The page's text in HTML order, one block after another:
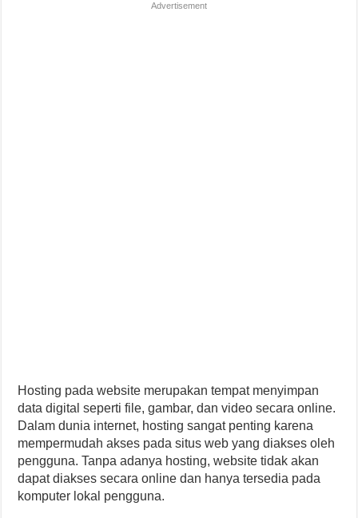
Advertisement
Hosting pada website merupakan tempat menyimpan
data digital seperti file, gambar, dan video secara online.
Dalam dunia internet, hosting sangat penting karena
mempermudah akses pada situs web yang diakses oleh
pengguna. Tanpa adanya hosting, website tidak akan
dapat diakses secara online dan hanya tersedia pada
komputer lokal pengguna.